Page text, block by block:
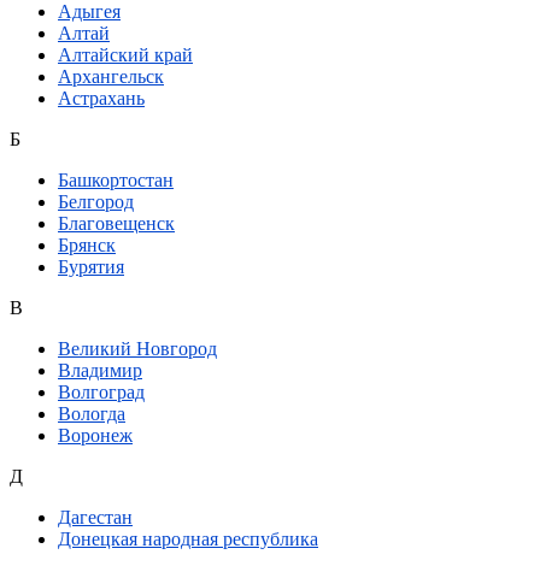
Адыгея
Алтай
Алтайский край
Архангельск
Астрахань
Б
Башкортостан
Белгород
Благовещенск
Брянск
Бурятия
В
Великий Новгород
Владимир
Волгоград
Вологда
Воронеж
Д
Дагестан
Донецкая народная республика